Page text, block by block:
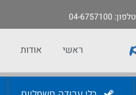
טלפון: 04-6757100
ראשי אודות